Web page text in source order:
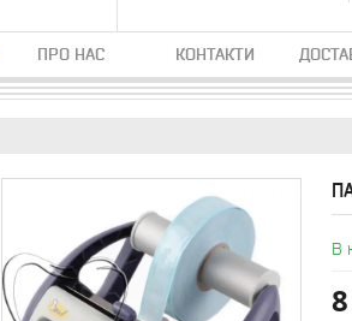
ПРО НАС КОНТАКТИ
В